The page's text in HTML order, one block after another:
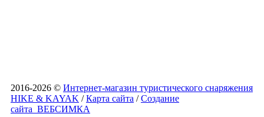
2016-2026 © Интернет-магазин туристического снаряжения
HIKE & KAYAK /Карта сайта /Создание
сайта ВЕБСИМКА